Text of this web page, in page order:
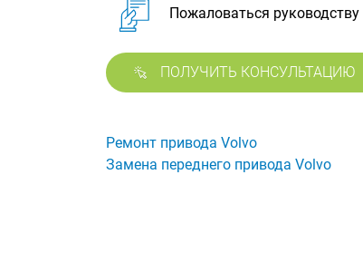
Пожаловаться руководству
ПОЛУЧИТЬ КОНСУЛЬТАЦИЮ
Ремонт привода Volvo
Замена переднего привода Volvo